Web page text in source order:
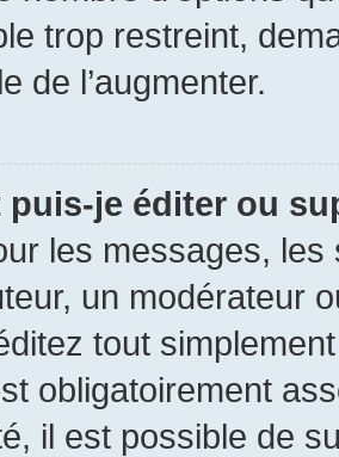
trop restreint,
de l’augmenter.
puis-je éditer ou
les messages,
un modérateur
tout
obligatoirement
il est possible de